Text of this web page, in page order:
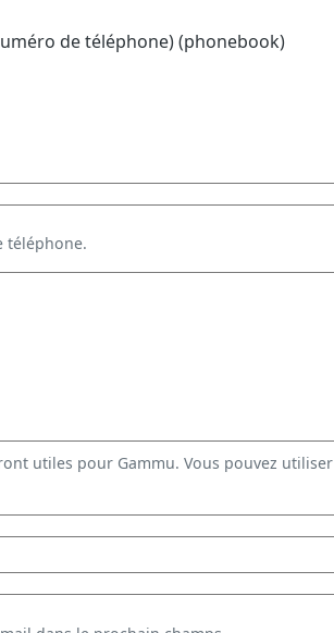
de téléphone) (phonebook)
téléphone.
utiles pour Gammu. Vous pouvez utiliser